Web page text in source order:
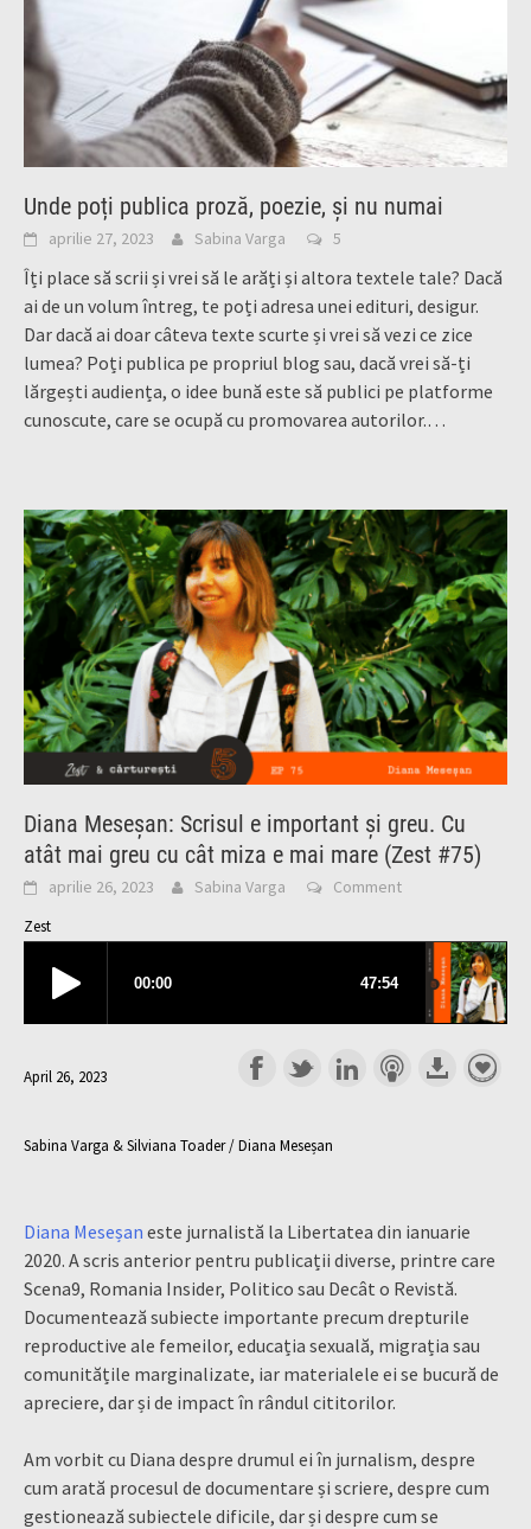
Unde poți publica proză, poezie, și nu numai
aprilie 27, 2023 Sabina Varga 5
Îți place să scrii și vrei să le arăți și altora textele tale? Dacă
ai de un volum întreg, te poți adresa unei edituri, desigur.
Dar dacă ai doar câteva texte scurte și vrei să vezi ce zice
lumea? Poți publica pe propriul blog sau, dacă vrei să-ți
lărgești audiența, o idee bună este să publici pe platforme
cunoscute, care se ocupă cu promovarea autorilor.…
Diana Meseșan: Scrisul e important și greu. Cu
atât mai greu cu cât miza e mai mare (Zest #75)
aprilie 26, 2023 Sabina Varga Comment
Zest
April 26, 2023
Sabina Varga & Silviana Toader / Diana Meseșan
Diana Meseșan este jurnalistă la Libertatea din ianuarie
2020. A scris anterior pentru publicații diverse, printre care
Scena9, Romania Insider, Politico sau Decât o Revistă.
Documentează subiecte importante precum drepturile
reproductive ale femeilor, educația sexuală, migrația sau
comunitățile marginalizate, iar materialele ei se bucură de
apreciere, dar și de impact în rândul cititorilor.
Am vorbit cu Diana despre drumul ei în jurnalism, despre
cum arată procesul de documentare și scriere, despre cum
gestionează subiectele dificile, dar și despre cum se